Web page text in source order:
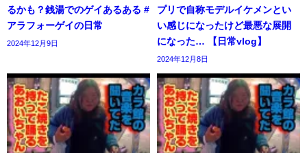
るかも？銭湯でのゲイあるある #
アラフォーゲイの日常
2024年12月9日
プリで自称モデルイケメンとい
い感じになったけど最悪な展開
になった… 【日常vlog】
2024年12月8日